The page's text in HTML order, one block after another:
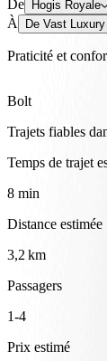
De Hogis Royale
À De Vast Luxury
Praticité et
Bolt
Trajets fiables
Temps de trajet
8 min
Distance estimée
3,2 km
Passagers
1-4
Prix estimé